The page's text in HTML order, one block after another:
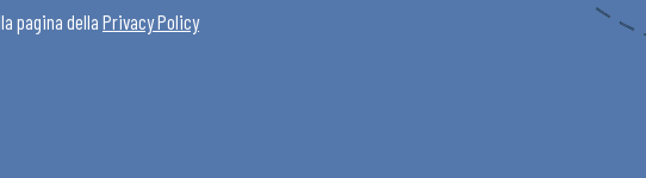
pagina della Privacy Policy